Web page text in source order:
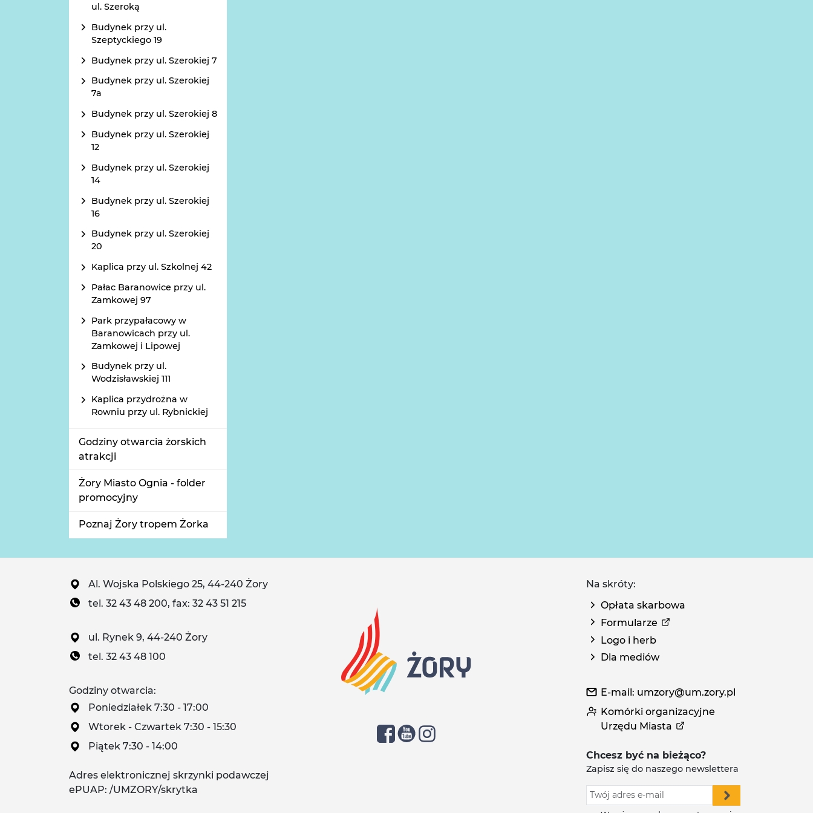
ul. Szeroką
Budynek przy ul.
Szeptyckiego 19
Budynek przy ul. Szerokiej 7
Budynek przy ul. Szerokiej
7a
Budynek przy ul. Szerokiej 8
Budynek przy ul. Szerokiej
12
Budynek przy ul. Szerokiej
14
Budynek przy ul. Szerokiej
16
Budynek przy ul. Szerokiej
20
Kaplica przy ul. Szkolnej 42
Pałac Baranowice przy ul.
Zamkowej 97
Park przypałacowy w
Baranowicach przy ul.
Zamkowej i Lipowej
Budynek przy ul.
Wodzisławskiej 111
Kaplica przydrożna w
Rowniu przy ul. Rybnickiej
Godziny otwarcia żorskich
atrakcji
Żory Miasto Ognia - folder
promocyjny
Poznaj Żory tropem Żorka
Al. Wojska Polskiego 25, 44-240 Żory
tel. 32 43 48 200, fax: 32 43 51 215
ul. Rynek 9, 44-240 Żory
tel. 32 43 48 100
Godziny otwarcia:
Poniedziałek 7:30 - 17:00
Wtorek - Czwartek 7:30 - 15:30
Piątek 7:30 - 14:00
Adres elektronicznej skrzynki podawczej
ePUAP: /UMZORY/skrytka
Na skróty:
Opłata skarbowa
Formularze
Logo i herb
Dla mediów
E-mail: umzory@um.zory.pl
Komórki organizacyjne
Urzędu Miasta
Chcesz być na bieżąco?
Zapisz się do naszego newslettera